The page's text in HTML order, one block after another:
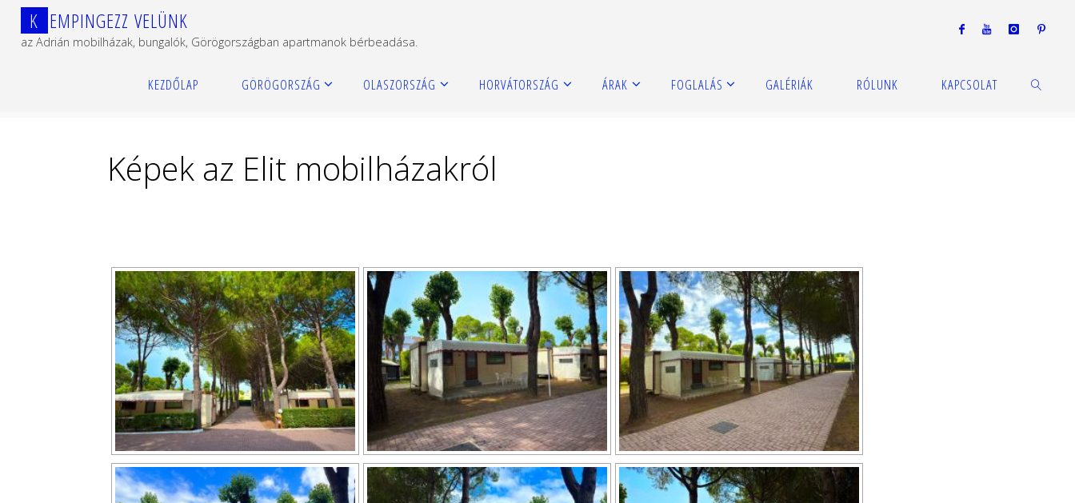
Ugrás
tartalomhoz
K EMPINGEZZ VELÜNK
az Adrián mobilházak, bungalók, Görögországban apartmanok bérbeadása.
KEZDŐLAP GÖRÖGORSZÁG OLASZORSZÁG HORVÁTORSZÁG ÁRAK FOGLALÁS GALÉRIÁK RÓLUNK KAPCSOLAT
Képek az Elit mobilházakról
Képek az Elit mobilházakról